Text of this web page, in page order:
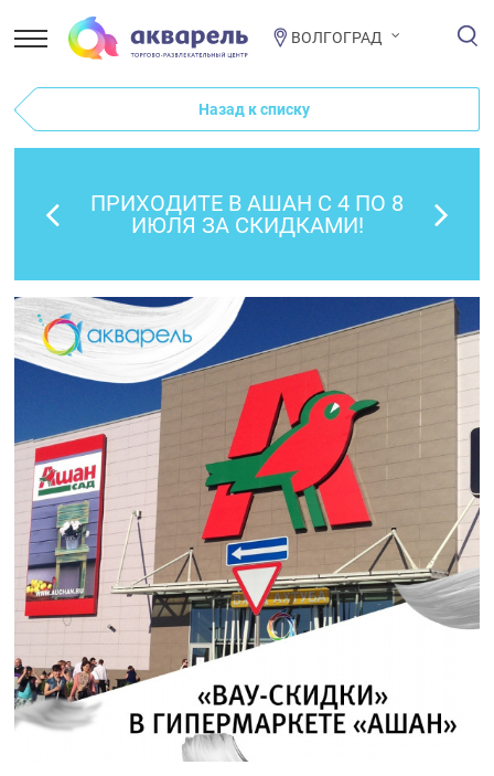
ВОЛГОГРАД
Назад к списку
ПРИХОДИТЕ В АШАН С 4 ПО 8
ИЮЛЯ ЗА СКИДКАМИ!